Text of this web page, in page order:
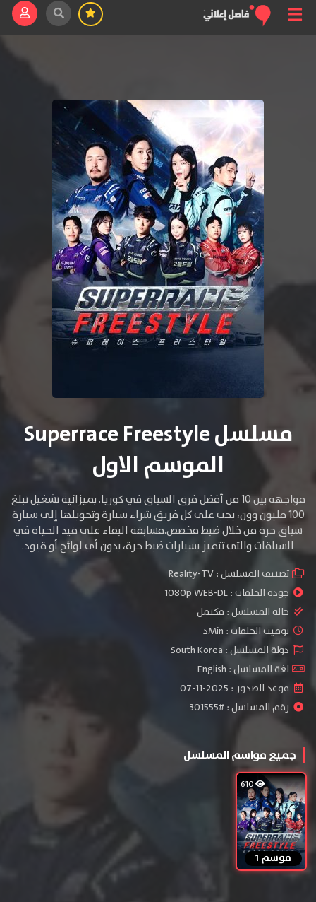
مسلسل Superrace Freestyle
الموسم الاول
مواجهة بين 10 من أفضل فرق السباق في كوريا. بميزانية تشغيل تبلغ
100 مليون وون، يجب على كل فريق شراء سيارة وتحويلها إلى سيارة
سباق حرة من خلال ضبط مخصص.مسابقة البقاء على قيد الحياة في
السباقات والتي تتميز بسيارات ضبط حرة، بدون أي لوائح أو قيود.
تصنيف المسلسل :Reality-TV
جودة الحلقات :1080p WEB-DL
حالة المسلسل : مكتمل
توقيت الحلقات : Minد
دولة المسلسل : South Korea
لغة المسلسل : English
موعد الصدور : 2025-11-07
رقم المسلسل : #301555
جميع مواسم المسلسل
موسم 1